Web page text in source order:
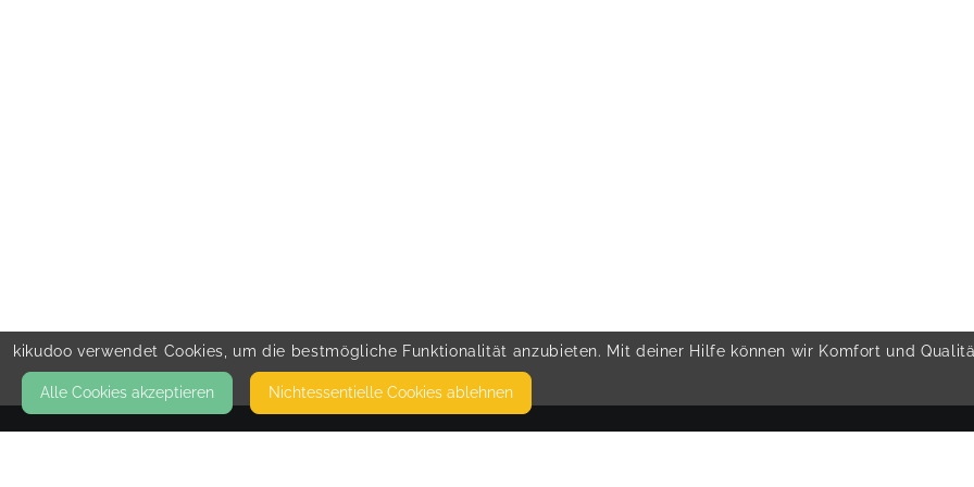
kikudoo verwendet Cookies, um die bestmögliche Funktionalität anzubieten. Mit deiner Hilfe können wir Komfort und
Alle Cookies akzeptieren Nicht­essentielle Cookies ablehnen